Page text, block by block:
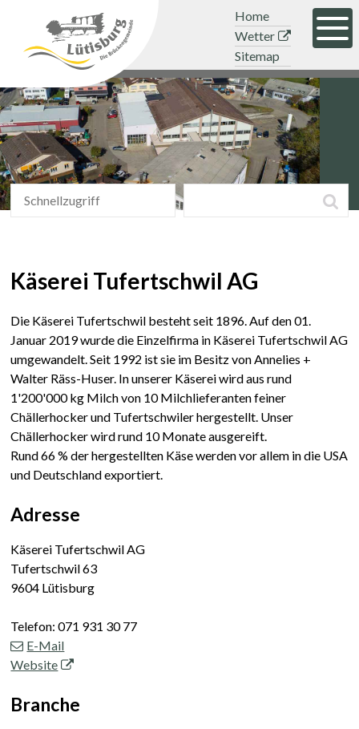
Navigieren in der Gemeinde
Schnellnavigation
Mobile Hauptnavigation Topnavigation
Home
Wetter
Sitemap
Schnellzugriff
Schnellzugriff
Käserei Tufertschwil AG
Die Käserei Tufertschwil besteht seit 1896. Auf den 01.
Januar 2019 wurde die Einzelfirma in Käserei Tufertschwil AG
umgewandelt. Seit 1992 ist sie im Besitz von Annelies +
Walter Räss-Huser. In unserer Käserei wird aus rund
1'200'000 kg Milch von 10 Milchlieferanten feiner
Chällerhocker und Tufertschwiler hergestellt. Unser
Chällerhocker wird rund 10 Monate ausgereift.
Rund 66 % der hergestellten Käse werden vor allem in die USA
und Deutschland exportiert.
Adresse
Käserei Tufertschwil AG
Tufertschwil 63
9604 Lütisburg
Telefon:071 931 30 77
E-Mail
Website
Branche